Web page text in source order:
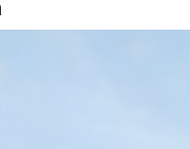
Hóa